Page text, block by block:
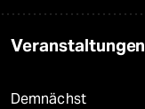
Veranstaltungen
Demnächst